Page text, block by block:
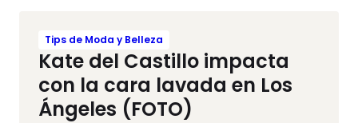
Tips de Moda y Belleza
Kate del Castillo impacta
con la cara lavada en Los
Ángeles (FOTO)